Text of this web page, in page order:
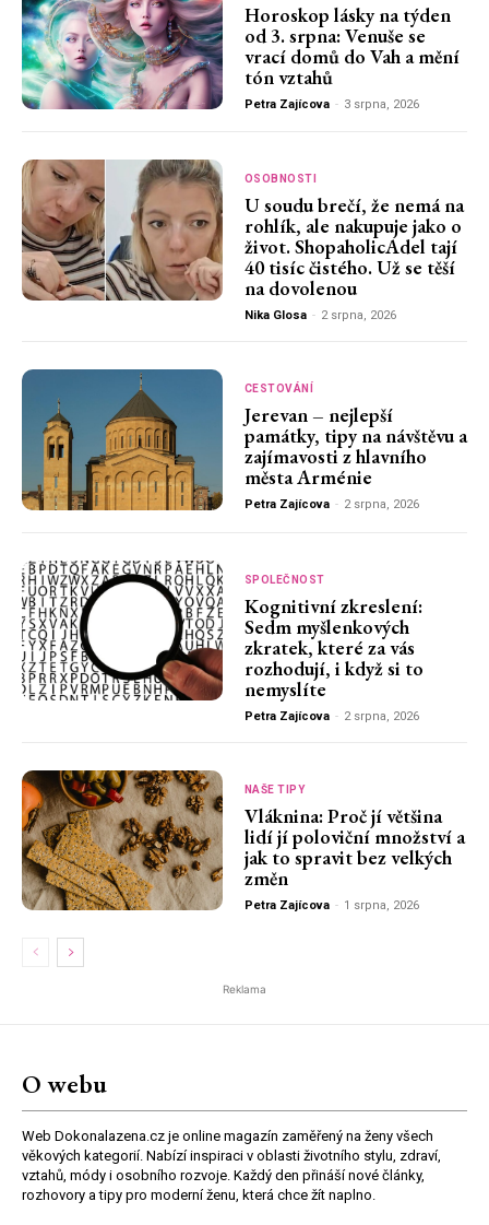
Horoskop lásky na týden
od 3. srpna: Venuše se
vrací domů do Vah a mění
tón vztahů
Petra Zajícova - 3 srpna, 2026
OSOBNOSTI
U soudu brečí, že nemá na
rohlík, ale nakupuje jako o
život. ShopaholicAdel tají
40 tisíc čistého. Už se těší
na dovolenou
Nika Glosa - 2 srpna, 2026
CESTOVÁNÍ
Jerevan – nejlepší
památky, tipy na návštěvu a
zajímavosti z hlavního
města Arménie
Petra Zajícova - 2 srpna, 2026
SPOLEČNOST
Kognitivní zkreslení:
Sedm myšlenkových
zkratek, které za vás
rozhodují, i když si to
nemyslíte
Petra Zajícova - 2 srpna, 2026
NAŠE TIPY
Vláknina: Proč jí většina
lidí jí poloviční množství a
jak to spravit bez velkých
změn
Petra Zajícova - 1 srpna, 2026
Reklama
O webu
Web Dokonalazena.cz je online magazín zaměřený na ženy všech
věkových kategorií. Nabízí inspiraci v oblasti životního stylu, zdraví,
vztahů, módy i osobního rozvoje. Každý den přináší nové články,
rozhovory a tipy pro moderní ženu, která chce žít naplno.